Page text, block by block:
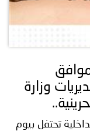
30هــ الموافق
ومديريات وزارة
تحتفل بيوم